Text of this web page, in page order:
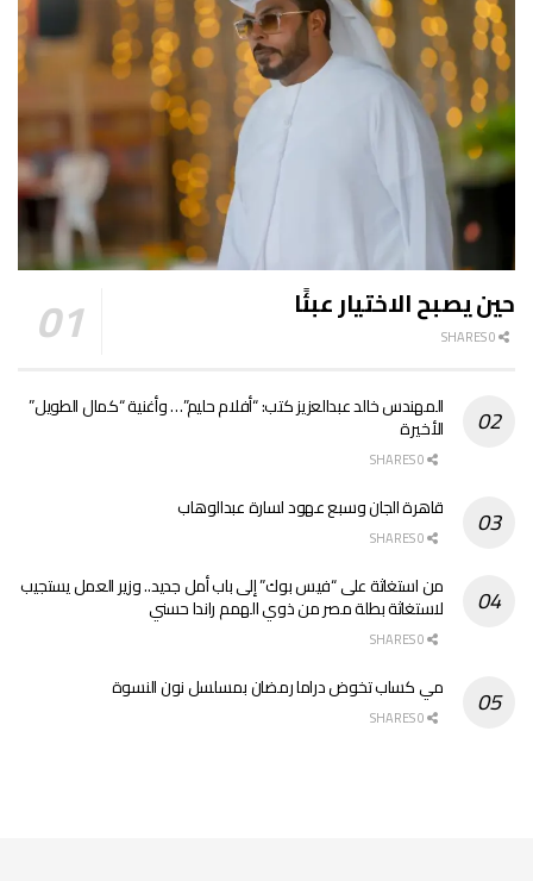
حين يصبح الاختيار عبئًا
المهندس خالد عبدالعزيز كتب: “أفلام حليم”… وأغنية “كمال الطويل”
الأخيرة
قاهرة الجان وسبع عهود لسارة عبدالوهاب
من استغاثة على “فيس بوك” إلى باب أمل جديد.. وزير العمل يستجيب
لاستغاثة بطلة مصر من ذوي الهمم راندا حسني
مي كساب تخوض دراما رمضان بمسلسل نون النسوة